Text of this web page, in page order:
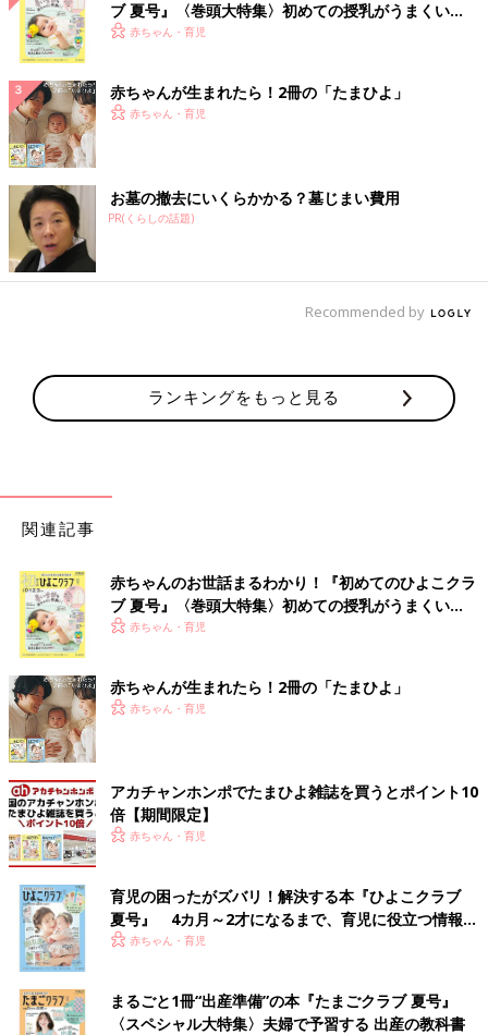
ブ 夏号』〈巻頭大特集〉初めての授乳がうまくい
く！ おっぱい・ミルクの基本と夏のトラブル 解決テ
赤ちゃん・育児
赤ちゃんが生まれたら！2冊の「たまひよ」
赤ちゃん・育児
お墓の撤去にいくらかかる？墓じまい費用
PR(くらしの話題)
Recommended by
ランキングをもっと見る
関連記事
赤ちゃんのお世話まるわかり！『初めてのひよこクラ
ブ 夏号』〈巻頭大特集〉初めての授乳がうまくい
く！ おっぱい・ミルクの基本と夏のトラブル 解決テ
赤ちゃん・育児
赤ちゃんが生まれたら！2冊の「たまひよ」
赤ちゃん・育児
アカチャンホンポでたまひよ雑誌を買うとポイント10
倍【期間限定】
赤ちゃん・育児
育児の困ったがズバリ！解決する本『ひよこクラブ
夏号』 4カ月～2才になるまで、育児に役立つ情報が
いっぱい！
赤ちゃん・育児
まるごと1冊“出産準備”の本『たまごクラブ 夏号』
〈スペシャル大特集〉夫婦で予習する 出産の教科書